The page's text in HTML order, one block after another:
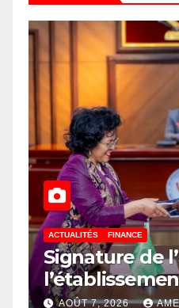
ACTUALITÉS FINANCE
Signature de
du bureau-
AOÛT 7, 2026